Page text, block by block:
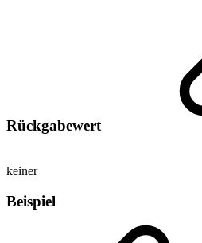
Rückgabewert
keiner
Beispiel